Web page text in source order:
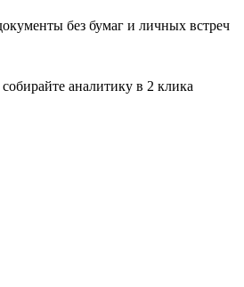
без бумаг и личных встреч
аналитику в 2 клика